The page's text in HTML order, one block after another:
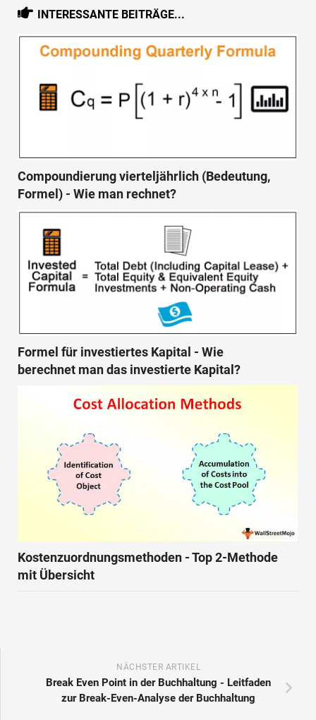
INTERESSANTE BEITRÄGE...
Compoundierung vierteljährlich (Bedeutung,
Formel) - Wie man rechnet?
Formel für investiertes Kapital - Wie
berechnet man das investierte Kapital?
Kostenzuordnungsmethoden - Top 2-Methode
mit Übersicht
NÄCHSTER ARTIKEL
Break Even Point in der Buchhaltung - Leitfaden
zur Break-Even-Analyse der Buchhaltung